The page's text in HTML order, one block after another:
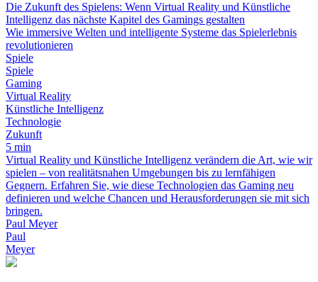
Die Zukunft des Spielens: Wenn Virtual Reality und Künstliche
Intelligenz das nächste Kapitel des Gamings gestalten
Wie immersive Welten und intelligente Systeme das Spielerlebnis
revolutionieren
Spiele
Spiele
Gaming
Virtual Reality
Künstliche Intelligenz
Technologie
Zukunft
5 min
Virtual Reality und Künstliche Intelligenz verändern die Art, wie wir
spielen – von realitätsnahen Umgebungen bis zu lernfähigen
Gegnern. Erfahren Sie, wie diese Technologien das Gaming neu
definieren und welche Chancen und Herausforderungen sie mit sich
bringen.
Paul Meyer
Paul
Meyer